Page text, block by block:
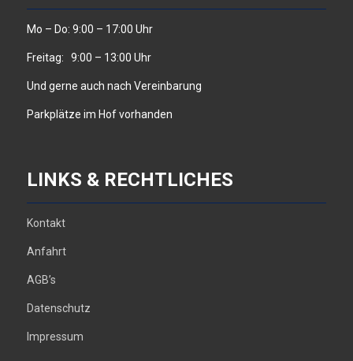
Mo – Do: 9:00 – 17:00 Uhr
Freitag: 9:00 – 13:00 Uhr
Und gerne auch nach Vereinbarung
Parkplätze im Hof vorhanden
LINKS & RECHTLICHES
Kontakt
Anfahrt
AGB’s
Datenschutz
Impressum